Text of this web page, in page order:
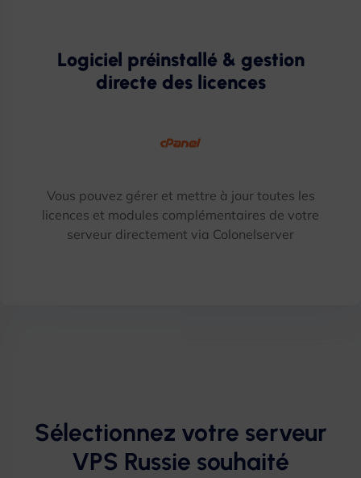
Logiciel préinstallé & gestion
directe des licences
Vous pouvez gérer et mettre à jour toutes les
licences et modules complémentaires de votre
serveur directement via Colonelserver
Sélectionnez votre serveur
VPS Russie souhaité​